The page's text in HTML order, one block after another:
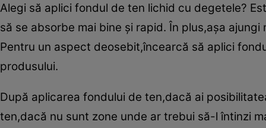
Alegi să aplici fondul de ten lichid cu degetele?
să se absorbe mai bine şi rapid. În plus,aşa
Pentru un aspect deosebit,încearcă să aplici
produsului.
După aplicarea fondului de ten,dacă ai
ten,dacă nu sunt zone unde ar trebui să-l întinzi